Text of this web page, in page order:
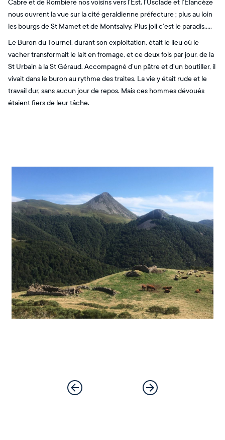
Cabre et de Rombière nos voisins vers l’Est, l’Usclade et l’Elancèze
nous ouvrent la vue sur la cité geraldienne préfecture ; plus au loin
les bourgs de St Mamet et de Montsalvy. Plus joli c’est le paradis…..
Le Buron du Tournel, durant son exploitation, était le lieu où le
vacher transformait le lait en fromage, et ce deux fois par jour, de la
St Urbain à la St Géraud. Accompagné d’un pâtre et d’un boutiller, il
vivait dans le buron au rythme des traites. La vie y était rude et le
travail dur, sans aucun jour de repos. Mais ces hommes dévoués
étaient fiers de leur tâche.